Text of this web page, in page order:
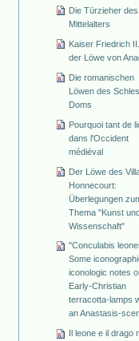
Die Türzieher des
Mittelalters
Kaiser Friedrich
der Löwe von
Die romanischen
Löwen des
Doms
Pourquoi tant de
dans l'Occident
médiéval
Der Löwe des
Honnecourt:
Überlegungen
Thema "Kunst
Wissenschaft"
"Conculabis
Some
iconologic notes
Early-Christian
terracotta-lamps
an Anastasis-
Il leone e il drago